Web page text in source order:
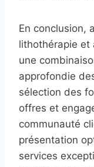
En conclusion,
lithothérapie et
une
approfondie
sélection des
offres et
communauté
présentation
services